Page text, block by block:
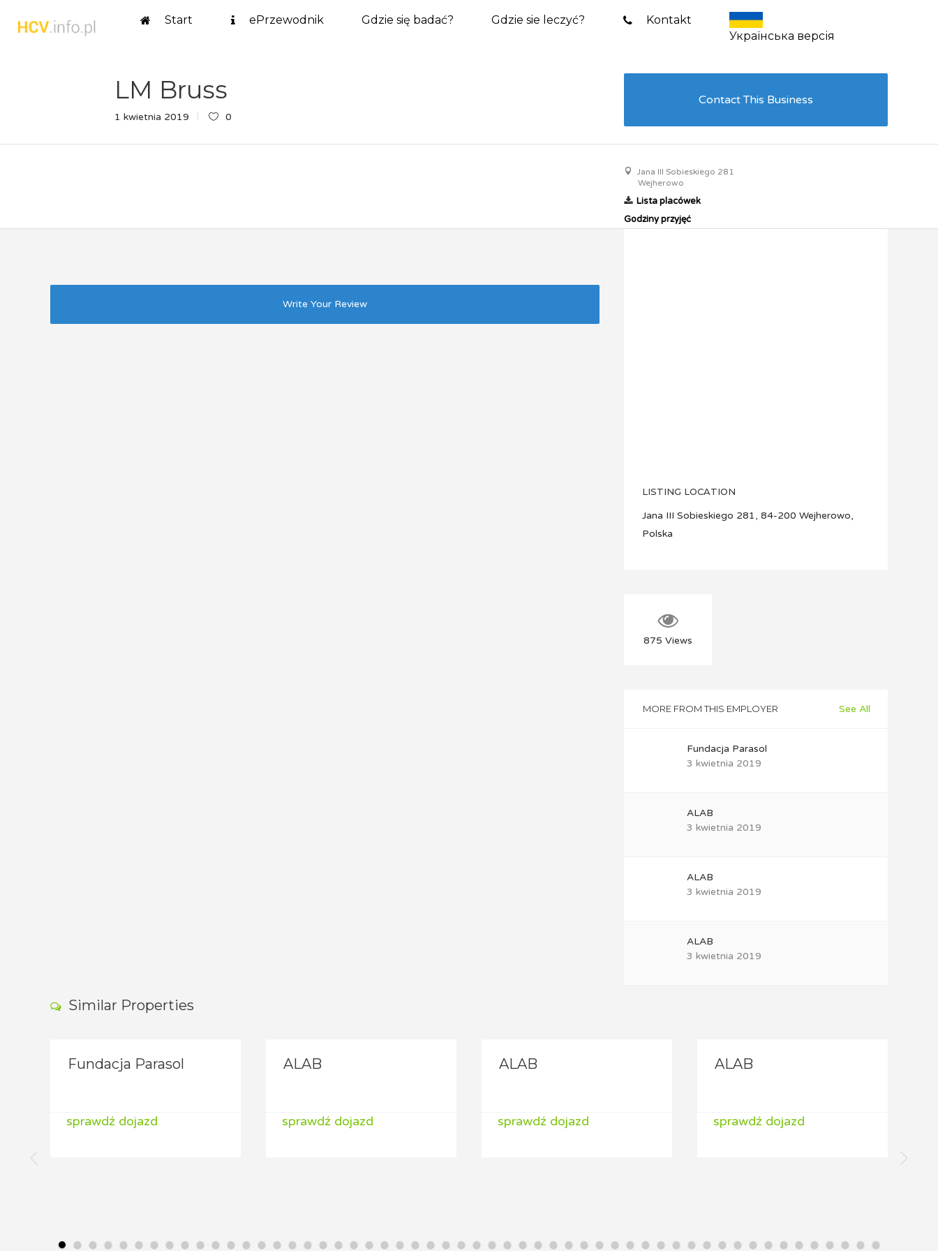
Start ePrzewodnik Gdzie się badać? Gdzie sie leczyć?
Kontakt
Українська версія
LM Bruss
1 kwietnia 2019 0
Contact This Business
Jana III Sobieskiego 281
Wejherowo
Lista placówek
Godziny przyjęć
Write Your Review
LISTING LOCATION
Jana III Sobieskiego 281, 84-200 Wejherowo,
Polska
875 Views
MORE FROM THIS EMPLOYER See All
Fundacja Parasol
3 kwietnia 2019
ALAB
3 kwietnia 2019
ALAB
3 kwietnia 2019
ALAB
3 kwietnia 2019
Similar Properties
Fundacja Parasol
sprawdź dojazd
ALAB
sprawdź dojazd
ALAB
sprawdź dojazd
ALAB
sprawdź dojazd